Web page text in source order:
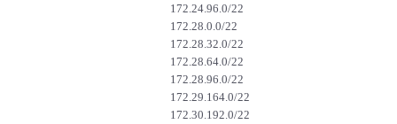
172.24.96.0/22
172.28.0.0/22
172.28.32.0/22
172.28.64.0/22
172.28.96.0/22
172.29.164.0/22
172.30.192.0/22